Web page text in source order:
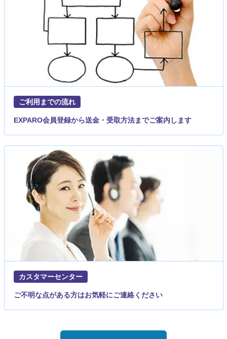
ご利用までの流れ
EXPARO会員登録から送金・受取方法までご案内します
カスタマーセンター
ご不明な点がある方はお気軽にご連絡ください